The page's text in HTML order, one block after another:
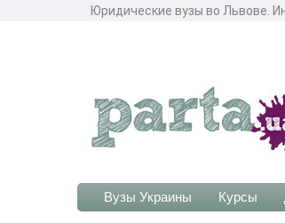
Юридические вузы во Львове.
Вузы Украины Курсы